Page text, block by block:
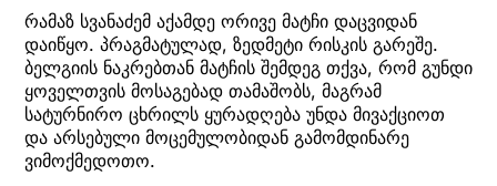
რამაზ სვანაძემ აქამდე ორივე მატჩი დაცვიდან
დაიწყო. პრაგმატულად, ზედმეტი რისკის გარეშე.
ბელგიის ნაკრებთან მატჩის შემდეგ თქვა, რომ გუნდი
ყოველთვის მოსაგებად თამაშობს, მაგრამ
სატურნირო ცხრილს ყურადღება უნდა მივაქციოთ
და არსებული მოცემულობიდან გამომდინარე
ვიმოქმედოთო.